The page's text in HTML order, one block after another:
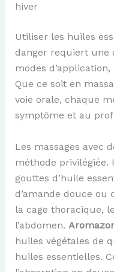
hiver
Utiliser les huiles
danger requiert une
modes
Que ce soit en
voie orale, chaque
symptôme et au
Les massages avec
méthode privilégiée.
gouttes d’huile
d’amande douce ou
la cage thoracique,
l’abdomen.
huiles végétales de
huiles essentielles.